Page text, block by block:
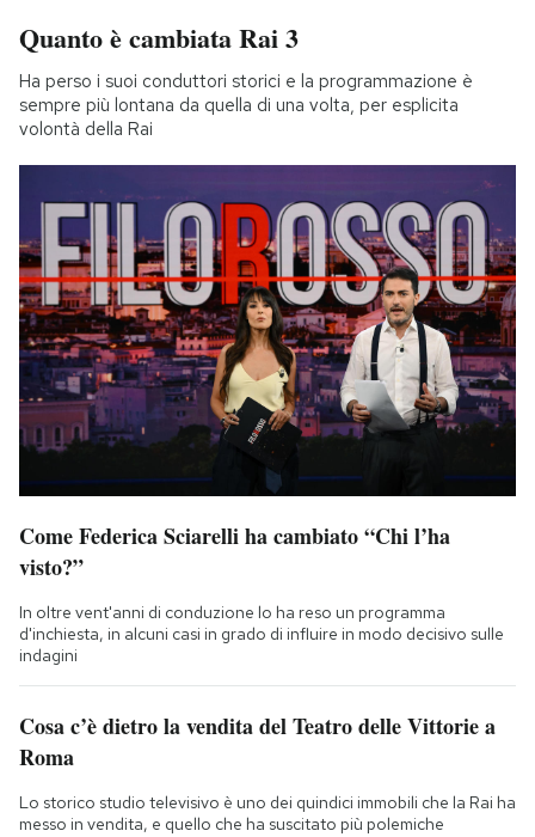
Quanto è cambiata Rai 3
Ha perso i suoi conduttori storici e la programmazione è
sempre più lontana da quella di una volta, per esplicita
volontà della Rai
Come Federica Sciarelli ha cambiato “Chi l’ha
visto?”
In oltre vent'anni di conduzione lo ha reso un programma
d'inchiesta, in alcuni casi in grado di influire in modo decisivo sulle
indagini
Cosa c’è dietro la vendita del Teatro delle Vittorie a
Roma
Lo storico studio televisivo è uno dei quindici immobili che la Rai ha
messo in vendita, e quello che ha suscitato più polemiche